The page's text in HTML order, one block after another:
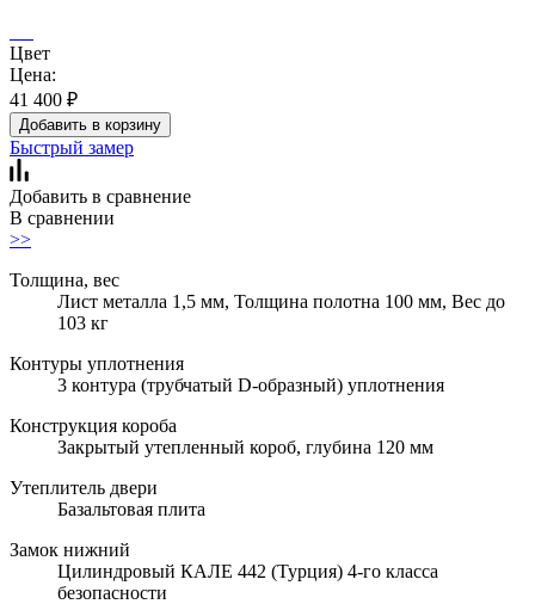
Цвет
Цена:
41 400 ₽
Добавить в корзину
Быстрый замер
Добавить в сравнение
В сравнении
>>
Толщина, вес
Лист металла 1,5 мм, Толщина полотна 100 мм, Вес до
103 кг
Контуры уплотнения
3 контура (трубчатый D-образный) уплотнения
Конструкция короба
Закрытый утепленный короб, глубина 120 мм
Утеплитель двери
Базальтовая плита
Замок нижний
Цилиндровый КАЛЕ 442 (Турция) 4-го класса
безопасности